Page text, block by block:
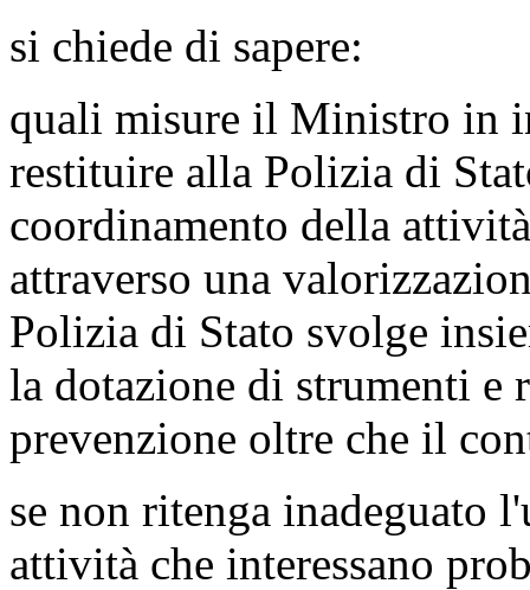
si chiede di sapere:
quali misure il Ministro in
restituire alla Polizia di
coordinamento della
attraverso una
Polizia di Stato svolge
la dotazione di strumenti e
prevenzione oltre che il
se non ritenga inadeguato
attività che interessano